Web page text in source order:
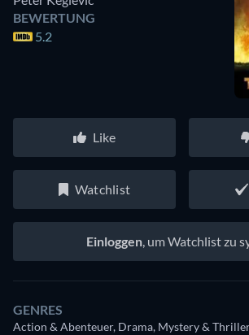
BEWERTUNG
5.2
Like
Watchlist
Einloggen, um Watchlist zu
GENRES
Action & Abenteuer, Drama, Mystery &